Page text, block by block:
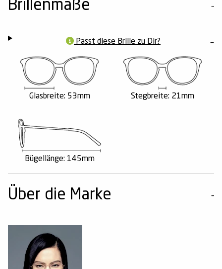
Brillenmaße
Passt diese Brille zu Dir?
Glasbreite: 53mm Stegbreite: 21mm
Bügellänge: 145mm
Über die Marke